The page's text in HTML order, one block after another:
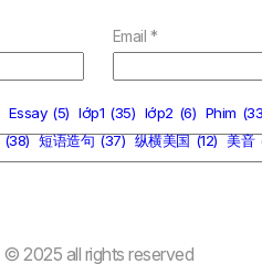
Email *
Essay (5) lớp1 (35) lớp2 (6) Phim
(38) 短语造句 (37) 纵横美国 (12) 美音
© 2025 all rights reserved